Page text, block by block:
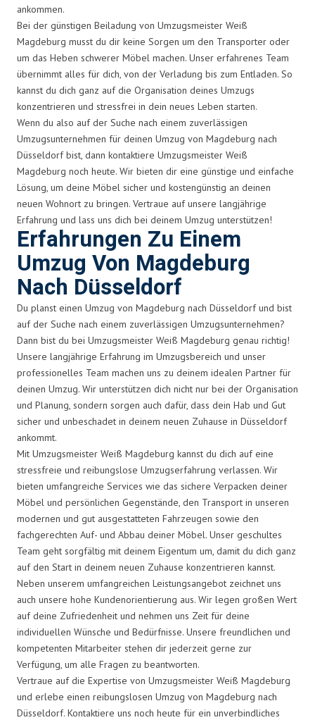
ankommen.
Bei der günstigen Beiladung von Umzugsmeister Weiß
Magdeburg musst du dir keine Sorgen um den Transporter oder
um das Heben schwerer Möbel machen. Unser erfahrenes Team
übernimmt alles für dich, von der Verladung bis zum Entladen. So
kannst du dich ganz auf die Organisation deines Umzugs
konzentrieren und stressfrei in dein neues Leben starten.
Wenn du also auf der Suche nach einem zuverlässigen
Umzugsunternehmen für deinen Umzug von Magdeburg nach
Düsseldorf bist, dann kontaktiere Umzugsmeister Weiß
Magdeburg noch heute. Wir bieten dir eine günstige und einfache
Lösung, um deine Möbel sicher und kostengünstig an deinen
neuen Wohnort zu bringen. Vertraue auf unsere langjährige
Erfahrung und lass uns dich bei deinem Umzug unterstützen!
Erfahrungen Zu Einem
Umzug Von Magdeburg
Nach Düsseldorf
Du planst einen Umzug von Magdeburg nach Düsseldorf und bist
auf der Suche nach einem zuverlässigen Umzugsunternehmen?
Dann bist du bei Umzugsmeister Weiß Magdeburg genau richtig!
Unsere langjährige Erfahrung im Umzugsbereich und unser
professionelles Team machen uns zu deinem idealen Partner für
deinen Umzug. Wir unterstützen dich nicht nur bei der Organisation
und Planung, sondern sorgen auch dafür, dass dein Hab und Gut
sicher und unbeschadet in deinem neuen Zuhause in Düsseldorf
ankommt.
Mit Umzugsmeister Weiß Magdeburg kannst du dich auf eine
stressfreie und reibungslose Umzugserfahrung verlassen. Wir
bieten umfangreiche Services wie das sichere Verpacken deiner
Möbel und persönlichen Gegenstände, den Transport in unseren
modernen und gut ausgestatteten Fahrzeugen sowie den
fachgerechten Auf- und Abbau deiner Möbel. Unser geschultes
Team geht sorgfältig mit deinem Eigentum um, damit du dich ganz
auf den Start in deinem neuen Zuhause konzentrieren kannst.
Neben unserem umfangreichen Leistungsangebot zeichnet uns
auch unsere hohe Kundenorientierung aus. Wir legen großen Wert
auf deine Zufriedenheit und nehmen uns Zeit für deine
individuellen Wünsche und Bedürfnisse. Unsere freundlichen und
kompetenten Mitarbeiter stehen dir jederzeit gerne zur
Verfügung, um alle Fragen zu beantworten.
Vertraue auf die Expertise von Umzugsmeister Weiß Magdeburg
und erlebe einen reibungslosen Umzug von Magdeburg nach
Düsseldorf. Kontaktiere uns noch heute für ein unverbindliches